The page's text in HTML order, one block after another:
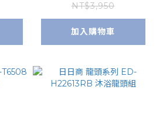
NT$3,950
加入購物車